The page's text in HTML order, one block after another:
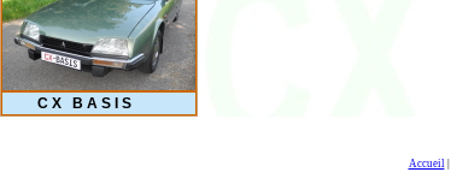
C X B A S I S
Accueil|